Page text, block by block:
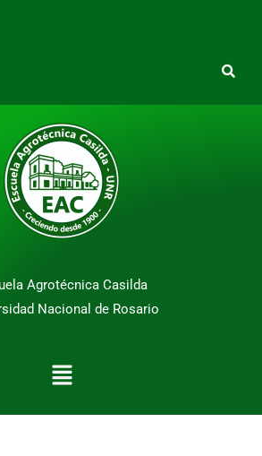
Agrotécnica Casilda
Nacional de Rosario